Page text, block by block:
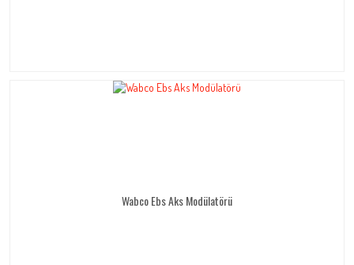
Wabco Ebs Aks Modülatörü